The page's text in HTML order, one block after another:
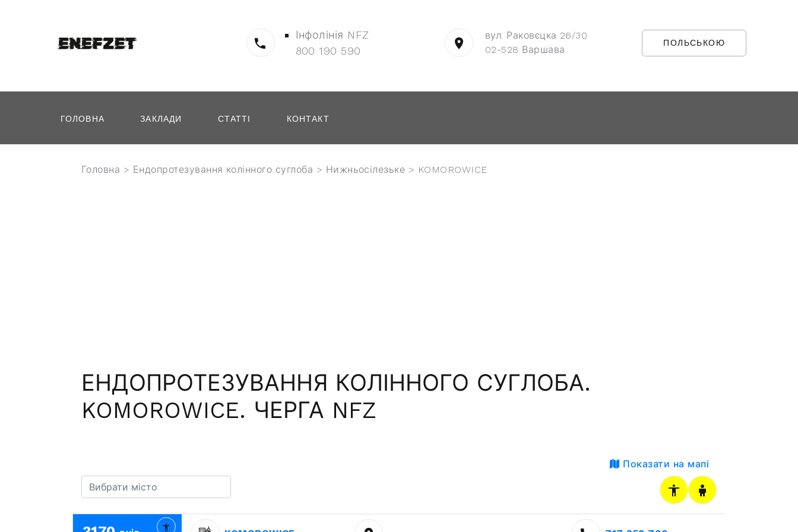
Інфолінія NFZ
800 190 590
вул. Раковєцка 26/30
02-528 Варшава
ПОЛЬСЬКОЮ
ГОЛОВНА ЗАКЛАДИ СТАТТІ КОНТАКТ
Головна > Ендопротезування колінного суглоба > Нижньосілезьке > KOMOROWICE
ЕНДОПРОТЕЗУВАННЯ КОЛІННОГО СУГЛОБА.
KOMOROWICE. ЧЕРГА NFZ
Показати на мапі